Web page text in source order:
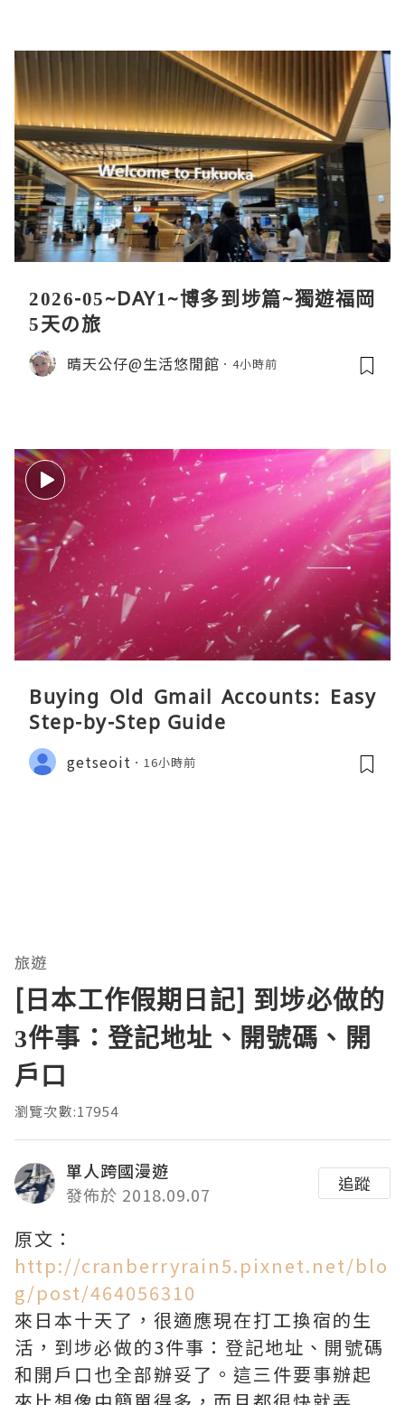
2026-05~DAY1~博多到埗篇~獨遊福岡
5天の旅
晴天公仔@生活悠閒館 4小時前
Buying Old Gmail Accounts: Easy
Step-by-Step Guide
getseoit 16小時前
旅遊
[日本工作假期日記] 到埗必做的
3件事：登記地址、開號碼、開
戶口
瀏覽次數:17954
單人跨國漫遊
發佈於 2018.09.07
追蹤
原文：
http://cranberryrain5.pixnet.net/blo
g/post/464056310
來日本十天了，很適應現在打工換宿的生
活，到埗必做的3件事：登記地址、開號碼
和開戶口也全部辦妥了。這三件要事辦起